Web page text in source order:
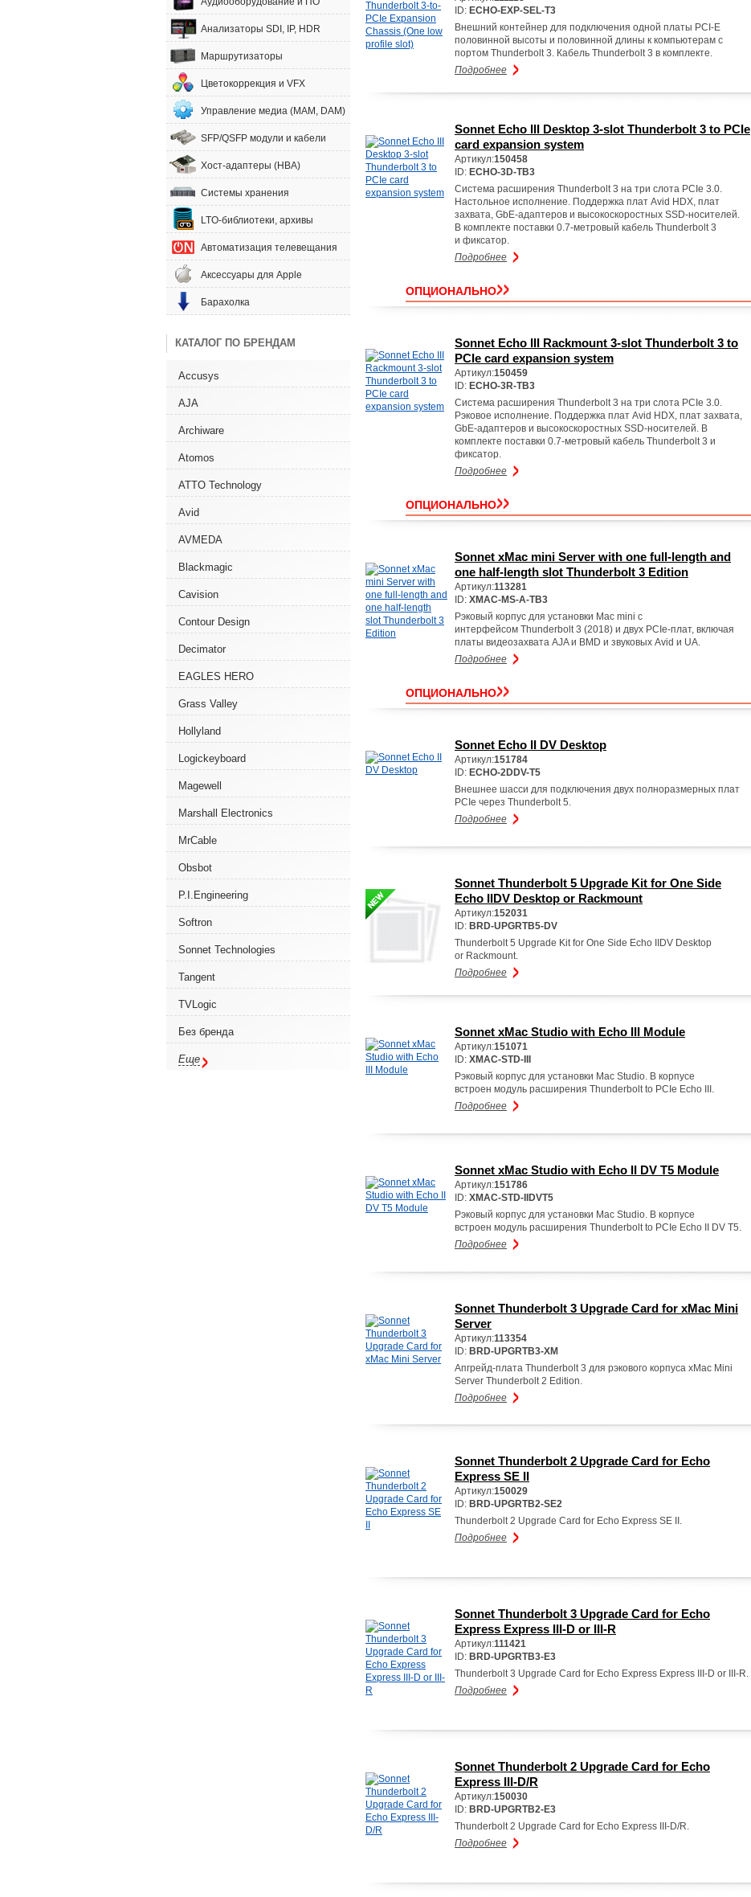
Анализаторы SDI, IP, HDR
Маршрутизаторы
Цветокоррекция и VFX
Управление медиа (MAM, DAM)
SFP/QSFP модули и кабели
Хост-адаптеры (HBA)
Системы хранения
LTO-библиотеки, архивы
Автоматизация телевещания
Аксессуары для Apple
Барахолка
КАТАЛОГ ПО БРЕНДАМ
Accusys
AJA
Archiware
Atomos
ATTO Technology
Avid
AVMEDA
Blackmagic
Cavision
Contour Design
Decimator
EAGLES HERO
Grass Valley
Hollyland
Logickeyboard
Magewell
Marshall Electronics
MrCable
Obsbot
P.I.Engineering
Softron
Sonnet Technologies
Tangent
TVLogic
Без бренда
Еще
ID: ECHO-EXP-SEL-T3
Внешний контейнер для подключения одной платы PCI-E
половинной высоты и половинной длины к компьютерам с
портом Thunderbolt 3. Кабель Thunderbolt 3 в комплекте.
Подробнее
Sonnet Echo III Desktop 3-slot Thunderbolt 3 to PCIe
card expansion system
Артикул:150458
ID: ECHO-3D-TB3
Система расширения Thunderbolt 3 на три слота PCIe 3.0.
Настольное исполнение. Поддержка плат Avid HDX, плат
захвата, GbE-адаптеров и высокоскоростных SSD-носителей.
В комплекте поставки 0.7-метровый кабель Thunderbolt 3
и фиксатор.
Подробнее
ОПЦИОНАЛЬНО
Sonnet Echo III Rackmount 3-slot Thunderbolt 3 to
PCIe card expansion system
Артикул:150459
ID: ECHO-3R-TB3
Система расширения Thunderbolt 3 на три слота PCIe 3.0.
Рэковое исполнение. Поддержка плат Avid HDX, плат захвата,
GbE-адаптеров и высокоскоростных SSD-носителей. В
комплекте поставки 0.7-метровый кабель Thunderbolt 3 и
фиксатор.
Подробнее
ОПЦИОНАЛЬНО
Sonnet xMac mini Server with one full-length and
one half-length slot Thunderbolt 3 Edition
Артикул:113281
ID: XMAC-MS-A-TB3
Рэковый корпус для установки Mac mini c
интерфейсом Thunderbolt 3 (2018) и двух PCIe-плат, включая
платы видеозахвата AJA и BMD и звуковых Avid и UA.
Подробнее
ОПЦИОНАЛЬНО
Sonnet Echo II DV Desktop
Артикул:151784
ID: ECHO-2DDV-T5
Внешнее шасси для подключения двух полноразмерных плат
PCIe через Thunderbolt 5.
Подробнее
Sonnet Thunderbolt 5 Upgrade Kit for One Side
Echo IIDV Desktop or Rackmount
Артикул:152031
ID: BRD-UPGRTB5-DV
Thunderbolt 5 Upgrade Kit for One Side Echo IIDV Desktop
or Rackmount.
Подробнее
Sonnet xMac Studio with Echo III Module
Артикул:151071
ID: XMAC-STD-III
Рэковый корпус для установки Mac Studio. В корпусе
встроен модуль расширения Thunderbolt to PCIe Echo III.
Подробнее
Sonnet xMac Studio with Echo II DV T5 Module
Артикул:151786
ID: XMAC-STD-IIDVT5
Рэковый корпус для установки Mac Studio. В корпусе
встроен модуль расширения Thunderbolt to PCIe Echo II DV T5.
Подробнее
Sonnet Thunderbolt 3 Upgrade Card for xMac Mini
Server
Артикул:113354
ID: BRD-UPGRTB3-XM
Апгрейд-плата Thunderbolt 3 для рэкового корпуса xMac Mini
Server Thunderbolt 2 Edition.
Подробнее
Sonnet Thunderbolt 2 Upgrade Card for Echo
Express SE II
Артикул:150029
ID: BRD-UPGRTB2-SE2
Thunderbolt 2 Upgrade Card for Echo Express SE II.
Подробнее
Sonnet Thunderbolt 3 Upgrade Card for Echo
Express Express III-D or III-R
Артикул:111421
ID: BRD-UPGRTB3-E3
Thunderbolt 3 Upgrade Card for Echo Express Express III-D or III-R.
Подробнее
Sonnet Thunderbolt 2 Upgrade Card for Echo
Express III-D/R
Артикул:150030
ID: BRD-UPGRTB2-E3
Thunderbolt 2 Upgrade Card for Echo Express III-D/R.
Подробнее